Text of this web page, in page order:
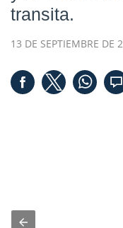
transita.
13 DE SEPTIEMBRE DE